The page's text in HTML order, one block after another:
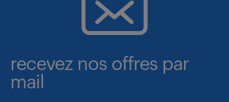
recevez nos offres par
mail